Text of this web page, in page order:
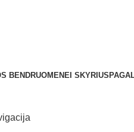
BENDRUOMENEI SKYRIUS